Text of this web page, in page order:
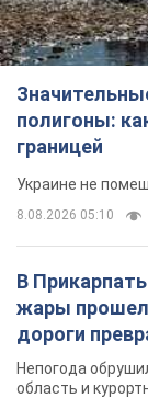
полигоны:
границей
Украине не
8.08.2026 05:10
В
жары прошел
дороги
Непогода
область и